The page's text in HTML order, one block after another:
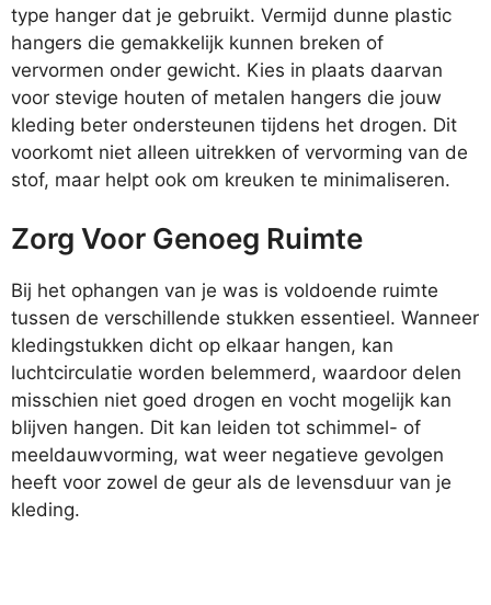
type hanger dat je gebruikt. Vermijd dunne plastic
hangers die gemakkelijk kunnen breken of
vervormen onder gewicht. Kies in plaats daarvan
voor stevige houten of metalen hangers die jouw
kleding beter ondersteunen tijdens het drogen. Dit
voorkomt niet alleen uitrekken of vervorming van de
stof, maar helpt ook om kreuken te minimaliseren.
Zorg Voor Genoeg Ruimte
Bij het ophangen van je was is voldoende ruimte
tussen de verschillende stukken essentieel. Wanneer
kledingstukken dicht op elkaar hangen, kan
luchtcirculatie worden belemmerd, waardoor delen
misschien niet goed drogen en vocht mogelijk kan
blijven hangen. Dit kan leiden tot schimmel- of
meeldauwvorming, wat weer negatieve gevolgen
heeft voor zowel de geur als de levensduur van je
kleding.